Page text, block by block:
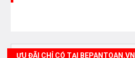
ƯU ĐÃI CHỈ CÓ TẠI BEPANTOAN.VN